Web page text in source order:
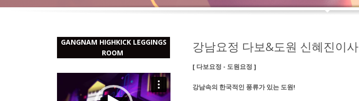
GANGNAM HIGHKICK LEGGINGS
ROOM
강남요정 다보&도원 신혜진이사
[ 다보요정 - 도원요정 ]
강남속의 한국적인 풍류가 있는 도원!